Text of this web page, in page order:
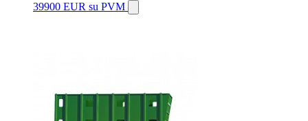
39900 EUR su PVM